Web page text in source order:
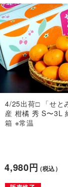
4/25出荷□ 「せと
産 柑橘 秀 S〜3L
箱 ※常温
4,980円（税込）